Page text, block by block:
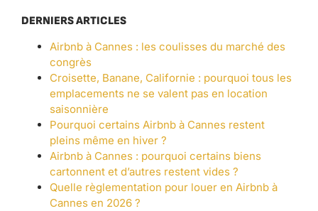
DERNIERS ARTICLES
Airbnb à Cannes : les coulisses du marché des
congrès
Croisette, Banane, Californie : pourquoi tous les
emplacements ne se valent pas en location
saisonnière
Pourquoi certains Airbnb à Cannes restent
pleins même en hiver ?
Airbnb à Cannes : pourquoi certains biens
cartonnent et d’autres restent vides ?
Quelle règlementation pour louer en Airbnb à
Cannes en 2026 ?